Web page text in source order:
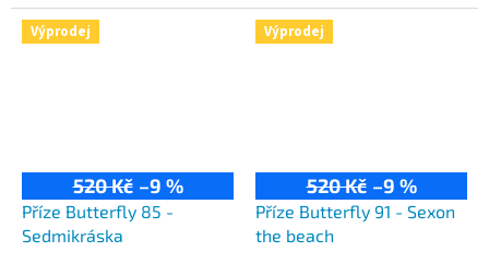
Výprodej
520 Kč –9 %
Příze Butterfly 85 -
Sedmikráska
Výprodej
520 Kč –9 %
Příze Butterfly 91 - Sexon
the beach